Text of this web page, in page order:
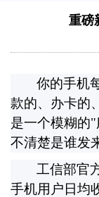
重磅
你的手机
款的、办卡的
是一个模糊的"
不清楚是谁发
工信部官
手机用户日均